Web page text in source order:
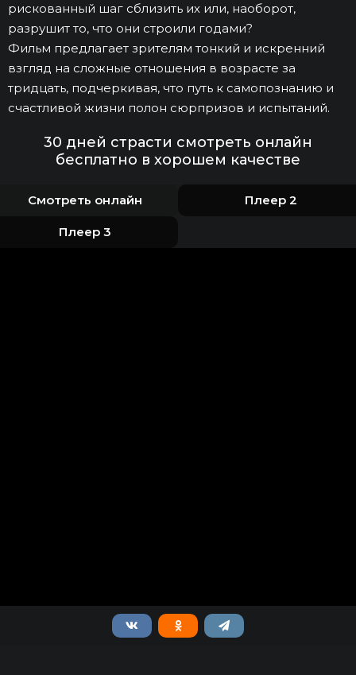
рискованный шаг сблизить их или, наоборот,
разрушит то, что они строили годами?
Фильм предлагает зрителям тонкий и искренний
взгляд на сложные отношения в возрасте за
тридцать, подчеркивая, что путь к самопознанию и
счастливой жизни полон сюрпризов и испытаний.
30 дней страсти смотреть онлайн
бесплатно в хорошем качестве
Смотреть онлайн Плеер 2
Плеер 3